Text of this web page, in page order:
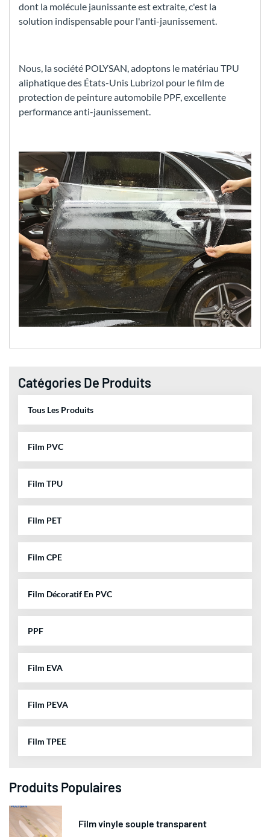
dont la molécule jaunissante est extraite, c'est la
solution indispensable pour l'anti-jaunissement.
Nous, la société POLYSAN, adoptons le matériau TPU
aliphatique des États-Unis Lubrizol pour le film de
protection de peinture automobile PPF, excellente
performance anti-jaunissement.
Catégories De Produits
Tous Les Produits
Film PVC
Film TPU
Film PET
Film CPE
Film Décoratif En PVC
PPF
Film EVA
Film PEVA
Film TPEE
Produits Populaires
Film vinyle souple transparent